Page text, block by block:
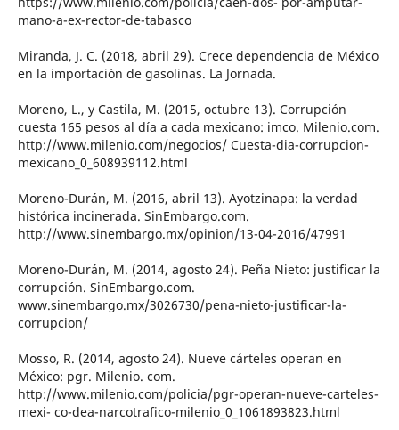
mano-a-ex-rector-de-tabasco
Miranda, J. C. (2018, abril 29). Crece dependencia de México
en la importación de gasolinas. La Jornada.
Moreno, L., y Castila, M. (2015, octubre 13). Corrupción
cuesta 165 pesos al día a cada mexicano: imco. Milenio.com.
http://www.milenio.com/negocios/ Cuesta-dia-corrupcion-
mexicano_0_608939112.html
Moreno-Durán, M. (2016, abril 13). Ayotzinapa: la verdad
histórica incinerada. SinEmbargo.com.
http://www.sinembargo.mx/opinion/13-04-2016/47991
Moreno-Durán, M. (2014, agosto 24). Peña Nieto: justificar la
corrupción. SinEmbargo.com.
www.sinembargo.mx/3026730/pena-nieto-justificar-la-
corrupcion/
Mosso, R. (2014, agosto 24). Nueve cárteles operan en
México: pgr. Milenio. com.
http://www.milenio.com/policia/pgr-operan-nueve-carteles-
mexi- co-dea-narcotrafico-milenio_0_1061893823.html